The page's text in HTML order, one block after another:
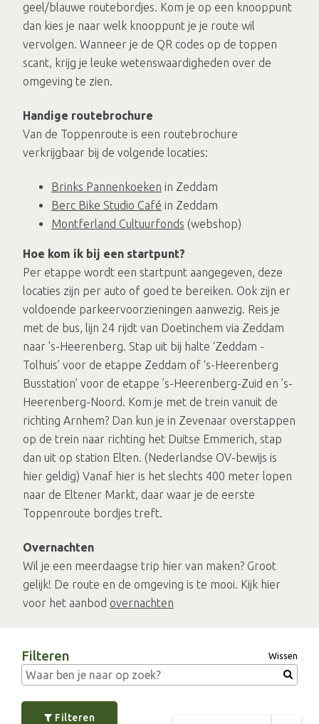
geel/blauwe routebordjes. Kom je op een knooppunt
dan kies je naar welk knooppunt je je route wil
vervolgen. Wanneer je de QR codes op de toppen
scant, krijg je leuke wetenswaardigheden over de
omgeving te zien.
Handige routebrochure
Van de Toppenroute is een routebrochure
verkrijgbaar bij de volgende locaties:
Brinks Pannenkoeken in Zeddam
Berc Bike Studio Café in Zeddam
Montferland Cultuurfonds (webshop)
Hoe kom ik bij een startpunt?
Per etappe wordt een startpunt aangegeven, deze
locaties zijn per auto of goed te bereiken. Ook zijn er
voldoende parkeervoorzieningen aanwezig. Reis je
met de bus, lijn 24 rijdt van Doetinchem via Zeddam
naar 's-Heerenberg. Stap uit bij halte ‘Zeddam -
Tolhuis’ voor de etappe Zeddam of ‘s-Heerenberg
Busstation’ voor de etappe ’s-Heerenberg-Zuid en ’s-
Heerenberg-Noord. Kom je met de trein vanuit de
richting Arnhem? Dan kun je in Zevenaar overstappen
op de trein naar richting het Duitse Emmerich, stap
dan uit op station Elten. (Nederlandse OV-bewijs is
hier geldig) Vanaf hier is het slechts 400 meter lopen
naar de Eltener Markt, daar waar je de eerste
Toppenroute bordjes treft.
Overnachten
Wil je een meerdaagse trip hier van maken? Groot
gelijk! De route en de omgeving is te mooi. Kijk hier
voor het aanbod overnachten
Filteren Wissen
Filteren